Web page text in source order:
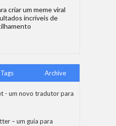
criar um meme viral
incríveis de
Tags Archive
- um novo tradutor para
– um guia para